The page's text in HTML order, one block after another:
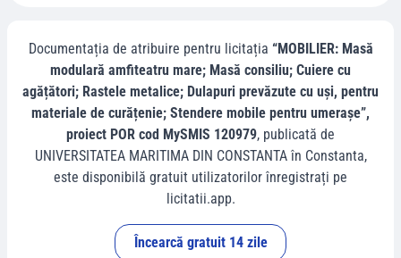
Documentația de atribuire pentru licitația “MOBILIER: Masă
modulară amfiteatru mare; Masă consiliu; Cuiere cu
agățători; Rastele metalice; Dulapuri prevăzute cu uși, pentru
materiale de curățenie; Stendere mobile pentru umerașe”,
proiect POR cod MySMIS 120979, publicată de
UNIVERSITATEA MARITIMA DIN CONSTANTAîn Constanta,
este disponibilă gratuit utilizatorilor înregistrați pe
licitatii.app.
Încearcă gratuit 14 zile